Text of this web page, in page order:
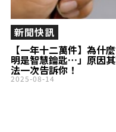
【一年十二萬件】為什
明是智慧鑰匙…」原因
法一次告訴你！
新聞快訊
2025-08-14